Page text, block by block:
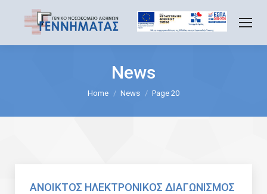
News
Home News Page 20
ΑΝΟΙΚΤΟΣ ΗΛΕΚΤΡΟΝΙΚΟΣ ΔΙΑΓΩΝΙΣΜΟΣ